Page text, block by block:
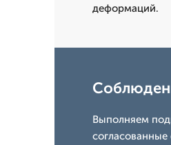
деформаций.
Выполняем